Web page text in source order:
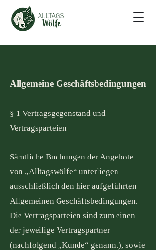
Allgemeine Geschäftsbedingungen
§ 1 Vertragsgegenstand und
Vertragsparteien
Sämtliche Buchungen der Angebote
von „Alltagswölfe“ unterliegen
ausschließlich den hier aufgeführten
Allgemeinen Geschäftsbedingungen.
Die Vertragsparteien sind zum einen
der jeweilige Vertragspartner
(nachfolgend „Kunde“ genannt), sowie